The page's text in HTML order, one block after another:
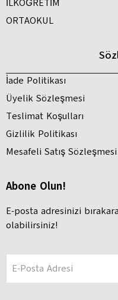
İLKÖĞRETİM
ORTAOKUL
İade Politikası
Üyelik Sözleşmesi
Teslimat Koşulları
Gizlilik Politikası
Mesafeli Satış Sözleşmesi
Abone Olun!
E-posta adresinizi
olabilirsiniz!
E-Posta Adresi